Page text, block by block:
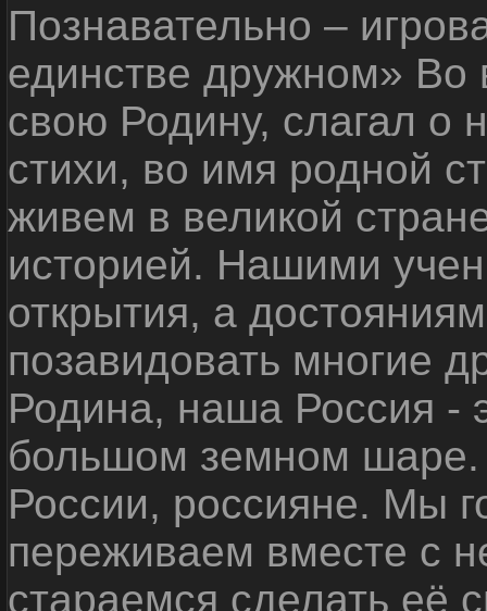
Познавательно –
единстве дружном»
свою Родину, слагал о
стихи, во имя родной
живем в великой
историей. Нашими
открытия, а
позавидовать многие
Родина, наша Россия -
большом земном
России, россияне. Мы
переживаем вместе с
стараемся сделать её